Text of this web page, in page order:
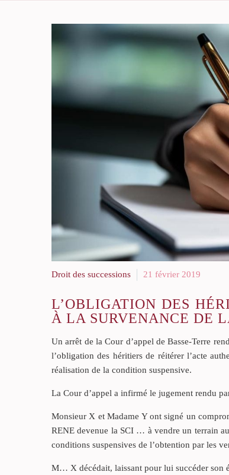
Droit des successions 21 février 2019
L’OBLIGATION DES
À LA SURVENANCE DE
Un arrêt de la Cour d’appel de Basse-Terre
l’obligation des héritiers de réitérer l’acte
réalisation de la condition suspensive.
La Cour d’appel a infirmé le jugement rendu
Monsieur X et Madame Y ont signé un
RENE devenue la SCI … à vendre un terrain
conditions suspensives de l’obtention par les
M… X décédait, laissant pour lui succéder son